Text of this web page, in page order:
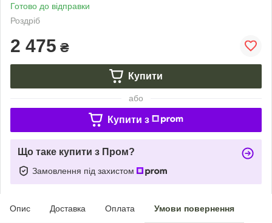
Готово до відправки
Роздріб
2 475 ₴
Купити
або
Купити з
Що таке купити з Пром?
Замовлення під захистом
Опис Доставка Оплата Умови повернення